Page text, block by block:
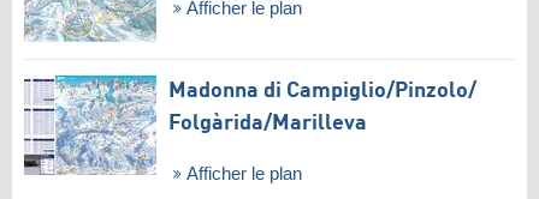
Afficher le plan
Madonna di Campiglio/​Pinzolo/​
Folgàrida/​Marilleva
Afficher le plan